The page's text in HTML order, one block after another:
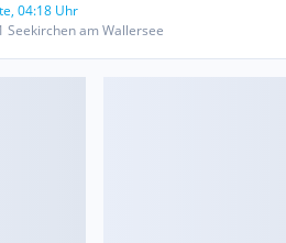
04:18 Uhr
Seekirchen am Wallersee